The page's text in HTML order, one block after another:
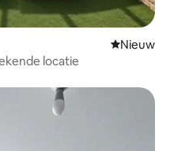
Nieuwe
Nieuw
locatie